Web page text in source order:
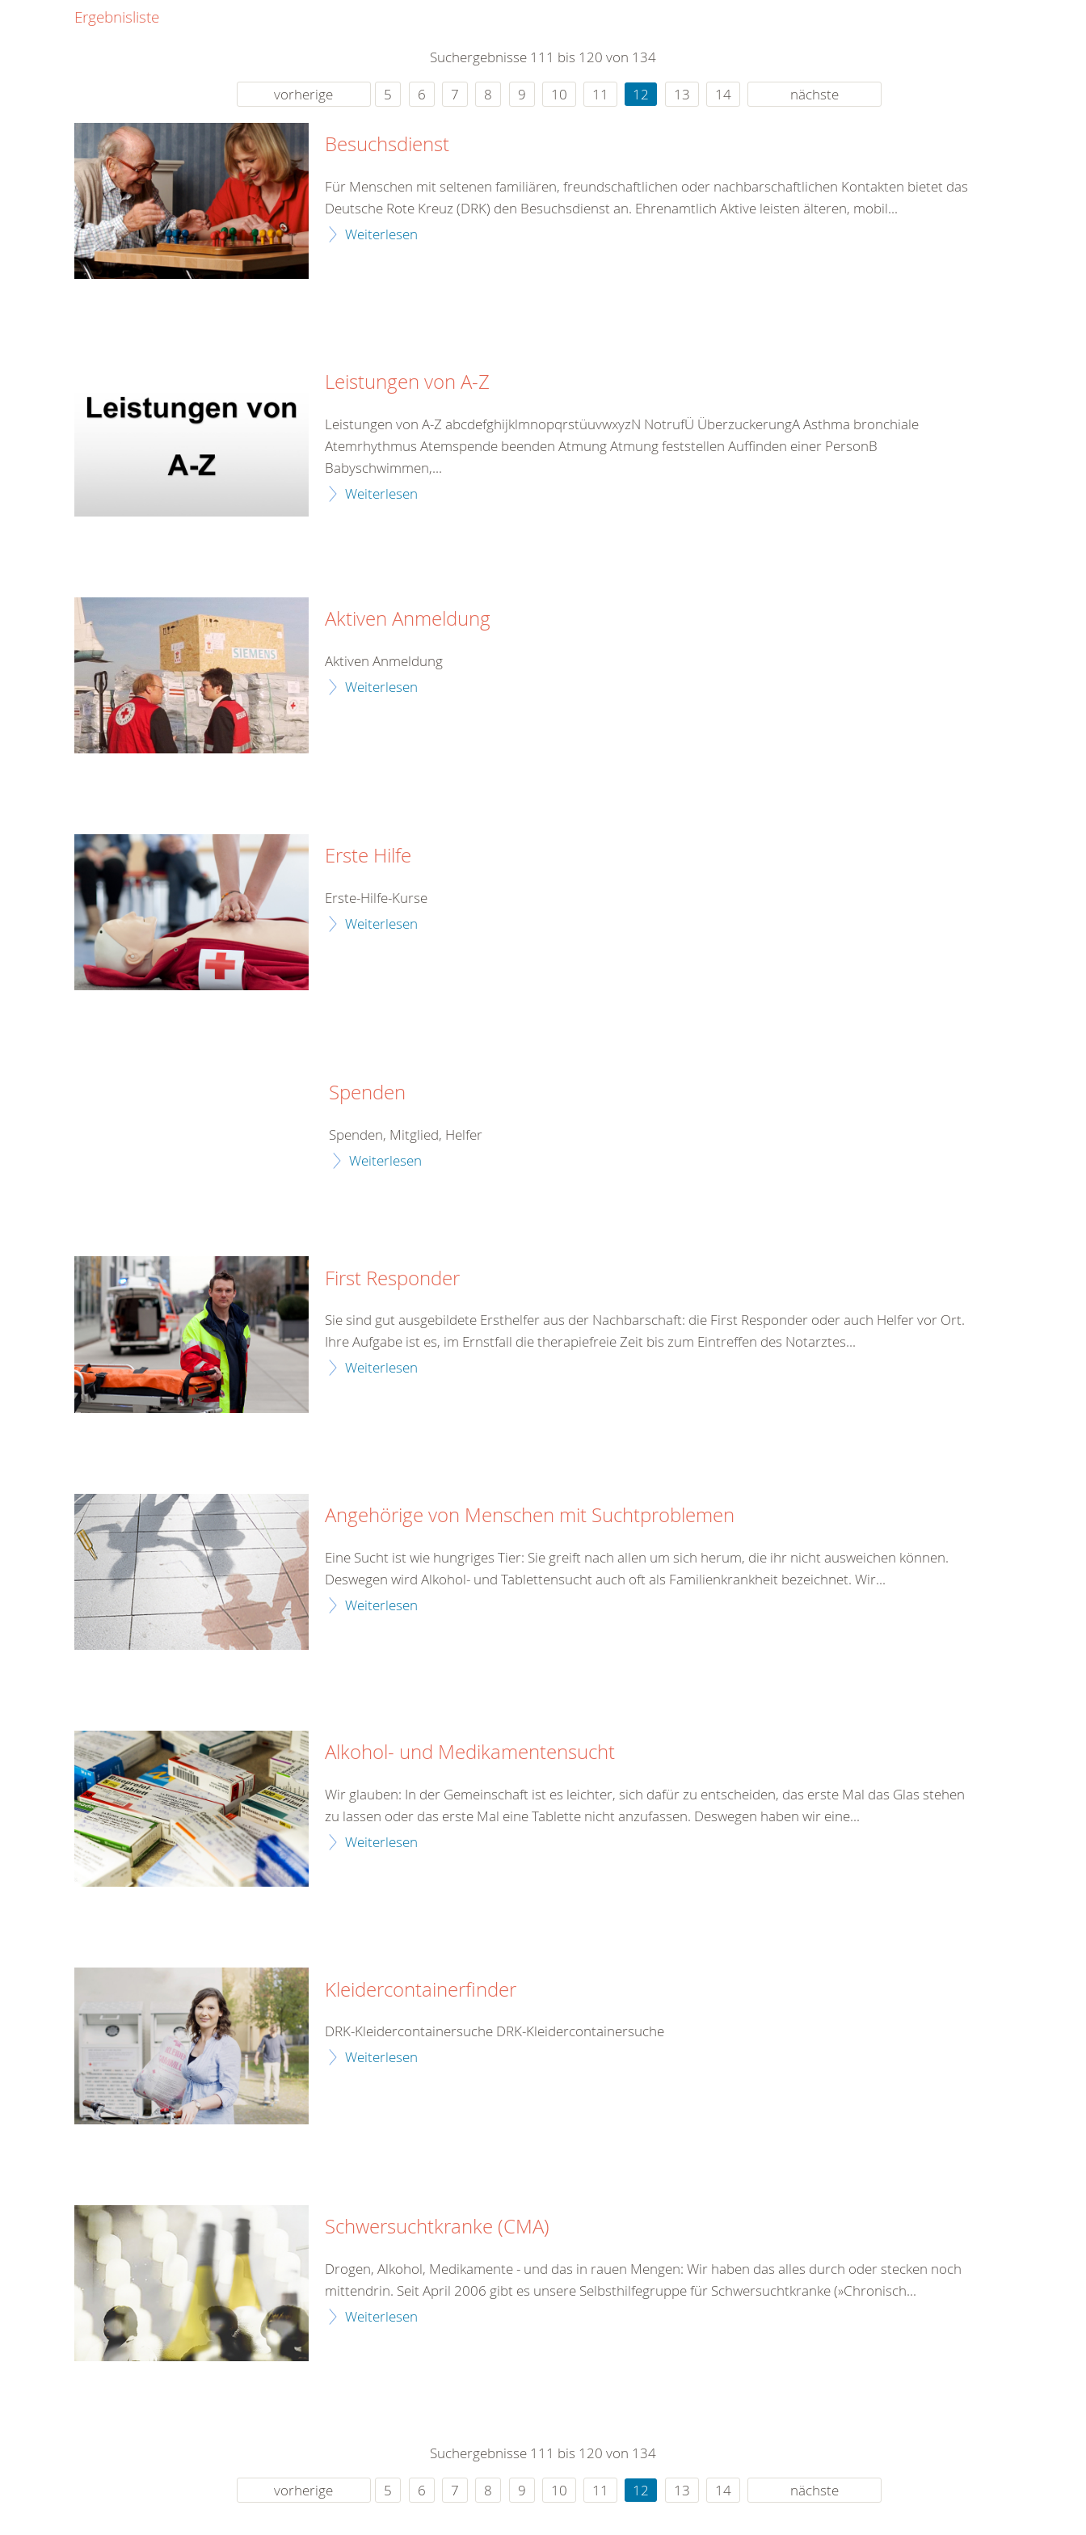
rund um die Uhr
Ergebnisliste
Suchergebnisse 111 bis 120 von 134
vorherige
5 6 7 8 9 10 11 12 13 14 nächste
Besuchsdienst
Für Menschen mit seltenen familiären, freundschaftlichen oder nachbarschaftlichen Kontakten bietet das
Deutsche Rote Kreuz (DRK) den Besuchsdienst an. Ehrenamtlich Aktive leisten älteren, mobil...
Weiterlesen
Leistungen von A-Z
Leistungen von A-Z abcdefghijklmnopqrstüuvwxyzN NotrufÜ ÜberzuckerungA Asthma bronchiale
Atemrhythmus Atemspende beenden Atmung Atmung feststellen Auffinden einer PersonB
Babyschwimmen,...
Weiterlesen
Aktiven Anmeldung
Aktiven Anmeldung
Weiterlesen
Erste Hilfe
Erste-Hilfe-Kurse
Weiterlesen
Spenden
Spenden, Mitglied, Helfer
Weiterlesen
First Responder
Sie sind gut ausgebildete Ersthelfer aus der Nachbarschaft: die First Responder oder auch Helfer vor Ort.
Ihre Aufgabe ist es, im Ernstfall die therapiefreie Zeit bis zum Eintreffen des Notarztes...
Weiterlesen
Angehörige von Menschen mit Suchtproblemen
Eine Sucht ist wie hungriges Tier: Sie greift nach allen um sich herum, die ihr nicht ausweichen können.
Deswegen wird Alkohol- und Tablettensucht auch oft als Familienkrankheit bezeichnet. Wir...
Weiterlesen
Alkohol- und Medikamentensucht
Wir glauben: In der Gemeinschaft ist es leichter, sich dafür zu entscheiden, das erste Mal das Glas stehen
zu lassen oder das erste Mal eine Tablette nicht anzufassen. Deswegen haben wir eine...
Weiterlesen
Kleidercontainerfinder
DRK-Kleidercontainersuche DRK-Kleidercontainersuche
Weiterlesen
Schwersuchtkranke (CMA)
Drogen, Alkohol, Medikamente - und das in rauen Mengen: Wir haben das alles durch oder stecken noch
mittendrin. Seit April 2006 gibt es unsere Selbsthilfegruppe für Schwersuchtkranke (»Chronisch...
Weiterlesen
Suchergebnisse 111 bis 120 von 134
vorherige
5 6 7 8 9 10 11 12 13 14 nächste